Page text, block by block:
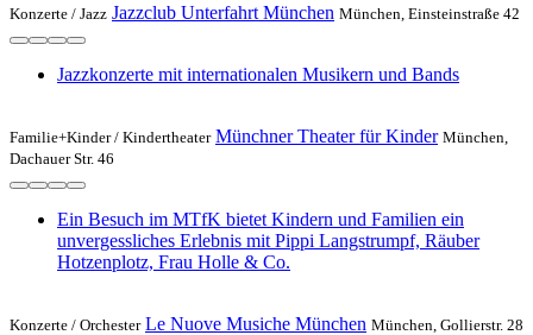
Konzerte / Jazz Jazzclub Unterfahrt München München, Einsteinstraße 42
Jazzkonzerte mit internationalen Musikern und Bands
Familie+Kinder / Kindertheater Münchner Theater für Kinder München,
Dachauer Str. 46
Ein Besuch im MTfK bietet Kindern und Familien ein
unvergessliches Erlebnis mit Pippi Langstrumpf, Räuber
Hotzenplotz, Frau Holle & Co.
Konzerte / Orchester Le Nuove Musiche München München, Gollierstr. 28